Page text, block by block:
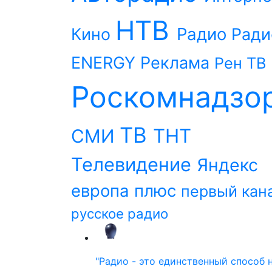
Кино НТВ Радио
ENERGY Реклама Рен ТВ
СМИ ТВ ТНТ
Телевидение Яндекс
европа плюс первый
русское радио
"Радио - это единственный способ